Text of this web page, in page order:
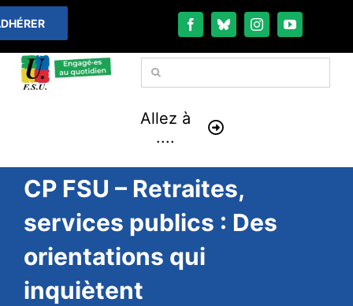
Passer
au
contenu
Rechercher:
Allez à
....
À LA UNE
THÉMATIQUES
LA VIE FÉDÉRALE
CP FSU – Retraites,
services publics : Des
orientations qui
inquiètent